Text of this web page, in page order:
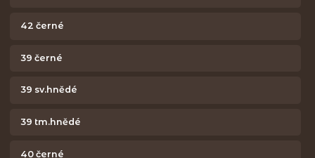
42 černé
39 černé
39 sv.hnědé
39 tm.hnědé
40 černé